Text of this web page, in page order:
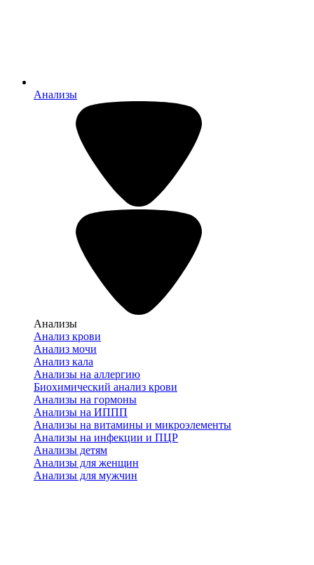
Анализы
Анализы
Анализ крови
Анализ мочи
Анализ кала
Анализы на аллергию
Биохимический анализ крови
Анализы на гормоны
Анализы на ИППП
Анализы на витамины и микроэлементы
Анализы на инфекции и ПЦР
Анализы детям
Анализы для женщин
Анализы для мужчин